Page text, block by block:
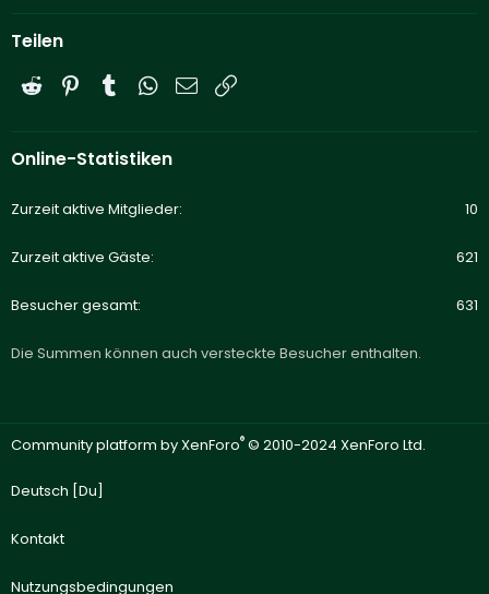
Teilen
Reddit PinterestTumblrWhatsApp
E-Mail
Online-Statistiken
Zurzeit aktive Mitglieder 10
Zurzeit aktive Gäste 621
Besucher gesamt 631
Die Summen können auch versteckte Besucher enthalten.
Community platform by XenForo® © 2010-2024 XenForo Ltd.
Deutsch [Du]
Kontakt
Nutzungsbedingungen